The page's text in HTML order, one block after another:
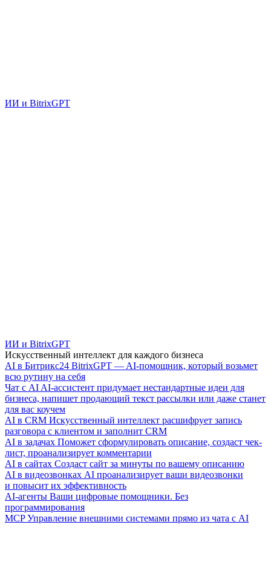
ИИ и BitrixGPT
ИИ и BitrixGPT
Искусственный интеллект для каждого бизнеса
AI в Битрикс24 BitrixGPT — AI-помощник, который возьмет
всю рутину на себя
Чат с AI AI-ассистент придумает нестандартные идеи для
бизнеса, напишет продающий текст рассылки или даже станет
для вас коучем
AI в CRM Искусственный интеллект расшифрует запись
разговора с клиентом и заполнит CRM
AI в задачах Поможет сформулировать описание, создаст чек-
лист, проанализирует комментарии
AI в сайтах Создаст сайт за минуты по вашему описанию
AI в видеозвонках AI проанализирует ваши видеозвонки
и повысит их эффективность
AI-агенты Ваши цифровые помощники. Без
программирования
MCP Управление внешними системами прямо из чата с AI